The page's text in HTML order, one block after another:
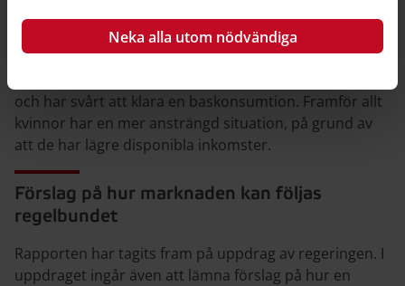
Neka alla utom nödvändiga
har svårt att komma in på bostadsmarknaden.
Inkomsten hos de som bor i andra hand är dessutom
ofta lägre. Mycket pekar på att de som bor i andra
och har svårt att klara en baskonsumtion. Framför allt
kvinnor har en mer ansträngd situation, på grund av
att de har lägre disponibla inkomster.
Förslag på hur marknaden kan följas
regelbundet
Rapporten har tagits fram på uppdrag av regeringen. I
uppdraget ingår även att lämna förslag på hur en